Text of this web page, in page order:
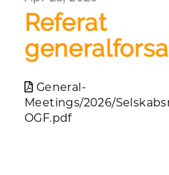
Referat
General-
Meetings/2026/
OGF.pdf